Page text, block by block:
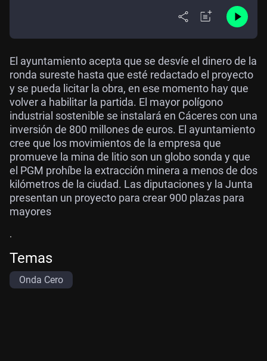
El ayuntamiento acepta que se desvíe el dinero de la
ronda sureste hasta que esté redactado el proyecto
y se pueda licitar la obra, en ese momento hay que
volver a habilitar la partida. El mayor polígono
industrial sostenible se instalará en Cáceres con una
inversión de 800 millones de euros. El ayuntamiento
cree que los movimientos de la empresa que
promueve la mina de litio son un globo sonda y que
el PGM prohíbe la extracción minera a menos de dos
kilómetros de la ciudad. Las diputaciones y la Junta
presentan un proyecto para crear 900 plazas para
mayores
.
Temas
Onda Cero